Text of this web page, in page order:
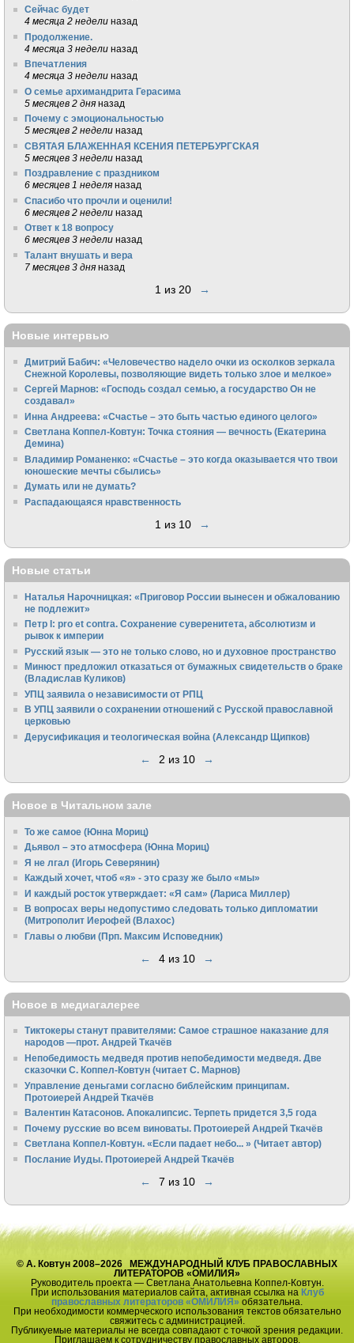
Сейчас будет
4 месяца 2 недели назад
Продолжение.
4 месяца 3 недели назад
Впечатления
4 месяца 3 недели назад
О семье архимандрита Герасима
5 месяцев 2 дня назад
Почему с эмоциональностью
5 месяцев 2 недели назад
СВЯТАЯ БЛАЖЕННАЯ КСЕНИЯ ПЕТЕРБУРГСКАЯ
5 месяцев 3 недели назад
Поздравление с праздником
6 месяцев 1 неделя назад
Спасибо что прочли и оценили!
6 месяцев 2 недели назад
Ответ к 18 вопросу
6 месяцев 3 недели назад
Талант внушать и вера
7 месяцев 3 дня назад
1 из 20 →
Новые интервью
Дмитрий Бабич: «Человечество надело очки из осколков зеркала
Снежной Королевы, позволяющие видеть только злое и мелкое»
Сергей Марнов: «Господь создал семью, а государство Он не
создавал»
Инна Андреева: «Счастье – это быть частью единого целого»
Светлана Коппел-Ковтун: Точка стояния — вечность (Екатерина
Демина)
Владимир Романенко: «Счастье – это когда оказывается что твои
юношеские мечты сбылись»
Думать или не думать?
Распадающаяся нравственность
1 из 10 →
Новые статьи
Наталья Нарочницкая: «Приговор России вынесен и обжалованию
не подлежит»
Петр I: pro et contra. Сохранение суверенитета, абсолютизм и
рывок к империи
Русский язык — это не только слово, но и духовное пространство
Минюст предложил отказаться от бумажных свидетельств о браке
(Владислав Куликов)
УПЦ заявила о независимости от РПЦ
В УПЦ заявили о сохранении отношений с Русской православной
церковью
Дерусификация и теологическая война (Александр Щипков)
← 2 из 10 →
Новое в Читальном зале
То же самое (Юнна Мориц)
Дьявол – это атмосфера (Юнна Мориц)
Я не лгал (Игорь Северянин)
Каждый хочет, чтоб «я» - это сразу же было «мы»
И каждый росток утверждает: «Я сам» (Лариса Миллер)
В вопросах веры недопустимо следовать только дипломатии
(Митрополит Иерофей (Влахос)
Главы о любви (Прп. Максим Исповедник)
← 4 из 10 →
Новое в медиагалерее
Тиктокеры станут правителями: Самое страшное наказание для
народов —прот. Андрей Ткачёв
Непобедимость медведя против непобедимости медведя. Две
сказочки С. Коппел-Ковтун (читает С. Марнов)
Управление деньгами согласно библейским принципам.
Протоиерей Андрей Ткачёв
Валентин Катасонов. Апокалипсис. Терпеть придется 3,5 года
Почему русские во всем виноваты. Протоиерей Андрей Ткачёв
Светлана Коппел-Ковтун. «Если падает небо... » (Читает автор)
Послание Иуды. Протоиерей Андрей Ткачёв
← 7 из 10 →
© А. Ковтун 2008–2026 МЕЖДУНАРОДНЫЙ КЛУБ ПРАВОСЛАВНЫХ
ЛИТЕРАТОРОВ «ОМИЛИЯ»
Руководитель проекта — Светлана Анатольевна Коппел-Ковтун.
При использования материалов сайта, активная ссылка на Клуб
православных литераторов «ОМИЛИЯ» обязательна.
При необходимости коммерческого использования текстов обязательно
свяжитесь с администрацией.
Публикуемые материалы не всегда совпадают с точкой зрения редакции.
Приглашаем к сотрудничеству православных авторов.